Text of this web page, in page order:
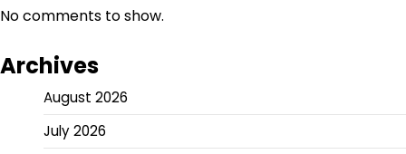
No comments to show.
Archives
August 2026
July 2026